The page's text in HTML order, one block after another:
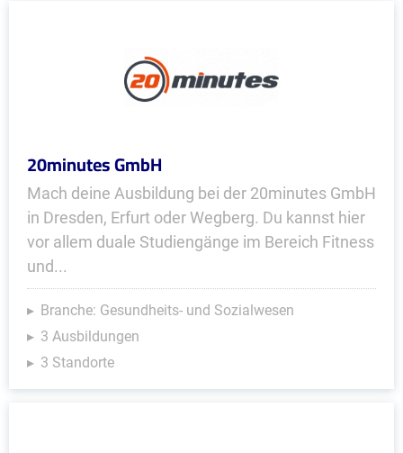
20minutes GmbH
Mach deine Ausbildung bei der 20minutes GmbH
in Dresden, Erfurt oder Wegberg. Du kannst hier
vor allem duale Studiengänge im Bereich Fitness
und...
Branche: Gesundheits- und Sozialwesen
3 Ausbildungen
3 Standorte